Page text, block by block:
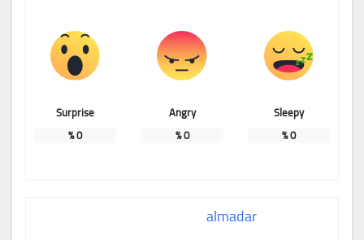
Sleepy
0
%
Angry
0
%
Surprise
0
%
almadar